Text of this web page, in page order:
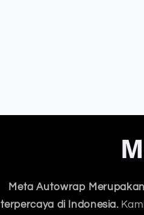
Meta Autowrap
terpercaya di Indonesia.